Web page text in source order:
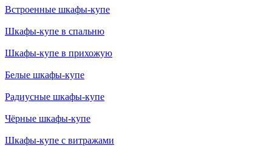
Встроенные шкафы-купе
Шкафы-купе в спальню
Шкафы-купе в прихожую
Белые шкафы-купе
Радиусные шкафы-купе
Чёрные шкафы-купе
Шкафы-купе с витражами